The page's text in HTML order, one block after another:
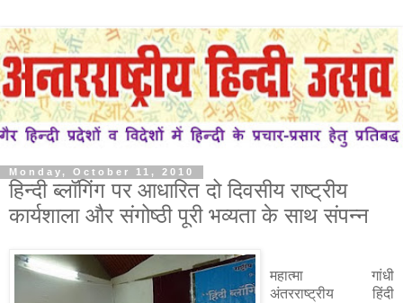
Monday, October 11, 2010
हिन्दी ब्लॉगिंग पर आधारित दो दिवसीय राष्ट्रीय
कार्यशाला और संगोष्ठी पूरी भव्यता के साथ संपन्न
महात्मा गांधी
अंतरराष्ट्रीय हिंदी